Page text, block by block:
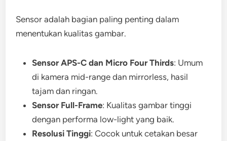
Sensor adalah bagian paling penting dalam
menentukan kualitas gambar.
Sensor APS-C dan Micro Four Thirds: Umum
di kamera mid-range dan mirrorless, hasil
tajam dan ringan.
Sensor Full-Frame: Kualitas gambar tinggi
dengan performa low-light yang baik.
Resolusi Tinggi: Cocok untuk cetakan besar